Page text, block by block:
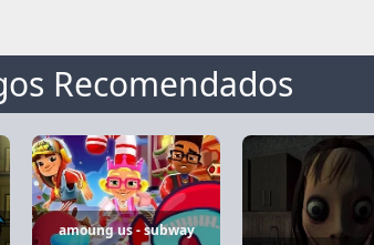
Recomendados
amoung us - subway